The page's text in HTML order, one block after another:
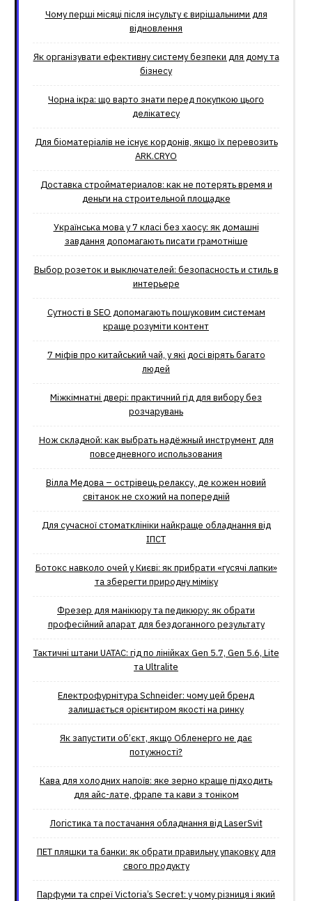
Чому перші місяці після інсульту є вирішальними для
відновлення
Як організувати ефективну систему безпеки для дому та
бізнесу
Чорна ікра: що варто знати перед покупкою цього
делікатесу
Для біоматеріалів не існує кордонів, якщо їх перевозить
ARK.CRYO
Доставка стройматериалов: как не потерять время и
деньги на строительной площадке
Українська мова у 7 класі без хаосу: як домашні
завдання допомагають писати грамотніше
Выбор розеток и выключателей: безопасность и стиль в
интерьере
Сутності в SEO допомагають пошуковим системам
краще розуміти контент
7 міфів про китайський чай, у які досі вірять багато
людей
Міжкімнатні двері: практичний гід для вибору без
розчарувань
Нож складной: как выбрать надёжный инструмент для
повседневного использования
Вілла Медова – острівець релаксу, де кожен новий
світанок не схожий на попередній
Для сучасної стоматклініки найкраще обладнання від
ІПСТ
Ботокс навколо очей у Києві: як прибрати «гусячі лапки»
та зберегти природну міміку
Фрезер для манікюру та педикюру: як обрати
професійний апарат для бездоганного результату
Тактичні штани UATAC: гід по лінійках Gen 5.7, Gen 5.6, Lite
та Ultralite
Електрофурнітура Schneider: чому цей бренд
залишається орієнтиром якості на ринку
Як запустити об’єкт, якщо Обленерго не дає
потужності?
Кава для холодних напоїв: яке зерно краще підходить
для айс-лате, фрапе та кави з тоніком
Логістика та постачання обладнання від LaserSvit
ПЕТ пляшки та банки: як обрати правильну упаковку для
свого продукту
Парфуми та спреї Victoria’s Secret: у чому різниця і який